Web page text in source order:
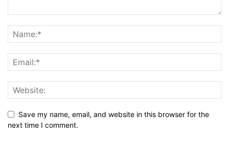
Save my name, email, and website in this browser for the
next time I comment.